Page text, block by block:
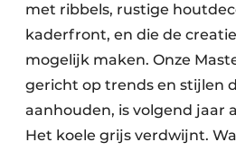
met ribbels, rustige
kaderfront, en die de
mogelijk maken. Onze
gericht op trends en stijlen
aanhouden, is volgend jaar
Het koele grijs verdwijnt.